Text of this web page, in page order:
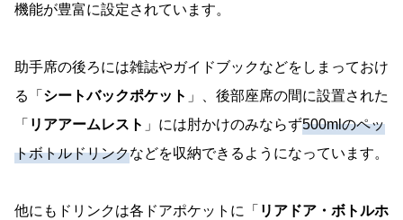
機能が豊富に設定されています。
助手席の後ろには雑誌やガイドブックなどをしまっておけ
る「 シートバックポケット 」、後部座席の間に設置された
「 リアアームレスト 」には肘かけのみならず500mlのペッ
トボトルドリンクなどを収納できるようになっています。
他にもドリンクは各ドアポケットに「 リアドア・ボトルホ